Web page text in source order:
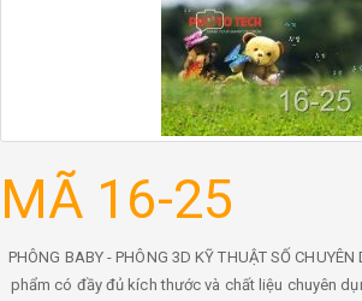
MÃ 16-25
PHÔNG BABY - PHÔNG 3D KỸ THUẬT SỐ CHUYÊN
phẩm có đầy đủ kích thước và chất liệu chuyên